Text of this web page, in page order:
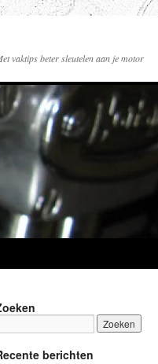
vaktips beter sleutelen aan je motor
berichten